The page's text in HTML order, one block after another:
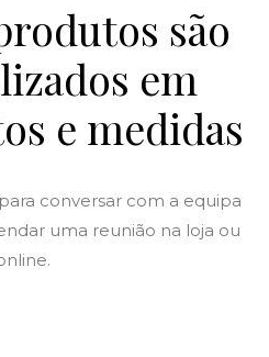
são
em
e medidas
conversar com a equipa
uma reunião na loja ou